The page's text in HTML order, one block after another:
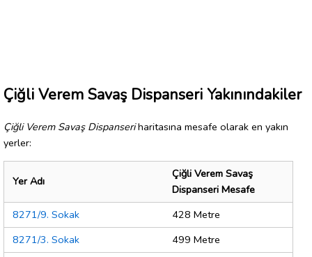
Çiğli Verem Savaş Dispanseri Yakınındakiler
Çiğli Verem Savaş Dispanseriharitasına mesafe olarak en yakın
yerler:
Yer Adı
Çiğli Verem Savaş
Dispanseri Mesafe
8271/9. Sokak
428 Metre
8271/3. Sokak
499 Metre